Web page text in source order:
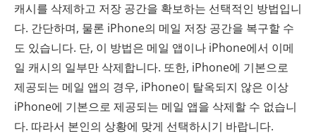
캐시를 삭제하고 저장 공간을 확보하는 선택적인 방법입니
다. 간단하며, 물론 iPhone의 메일 저장 공간을 복구할 수
도 있습니다. 단, 이 방법은 메일 앱이나 iPhone에서 이메
일 캐시의 일부만 삭제합니다. 또한, iPhone에 기본으로
제공되는 메일 앱의 경우, iPhone이 탈옥되지 않은 이상
iPhone에 기본으로 제공되는 메일 앱을 삭제할 수 없습니
다. 따라서 본인의 상황에 맞게 선택하시기 바랍니다.